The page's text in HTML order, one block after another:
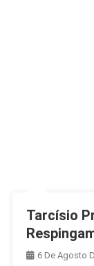
Tarcísio
6 De Agosto